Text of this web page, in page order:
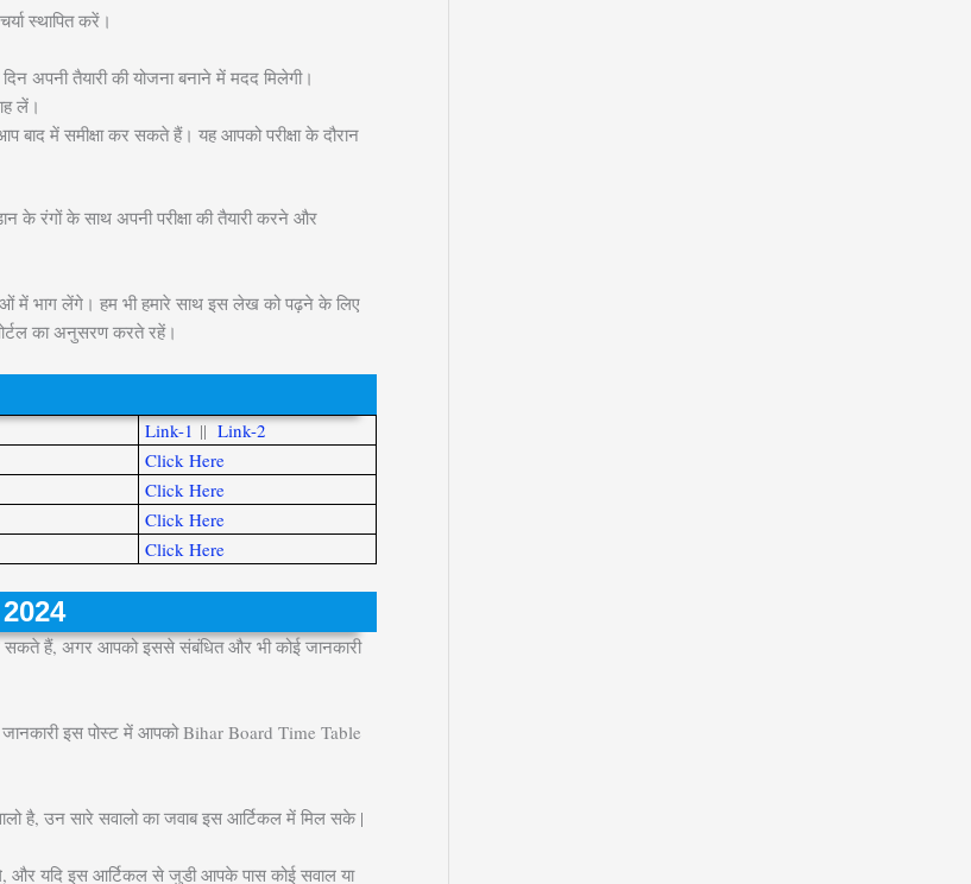
स्थापित करें।
अपनी तैयारी की योजना बनाने में मदद मिलेगी।
लें।
बाद में समीक्षा कर सकते हैं। यह आपको परीक्षा के दौरान
के रंगों के साथ अपनी परीक्षा की तैयारी करने और
में भाग लेंगे। हम भी हमारे साथ इस लेख को पढ़ने के लिए
का अनुसरण करते रहें।
Link-1 || Link-2
Click Here
Click Here
Click Here
Click Here
हैं, अगर आपको इससे संबंधित और भी कोई जानकारी
जानकारी इस पोस्ट में आपको Bihar Board Time Table
है, उन सारे सवालो का जवाब इस आर्टिकल में मिल सके |
और यदि इस आर्टिकल से जुडी आपके पास कोई सवाल या